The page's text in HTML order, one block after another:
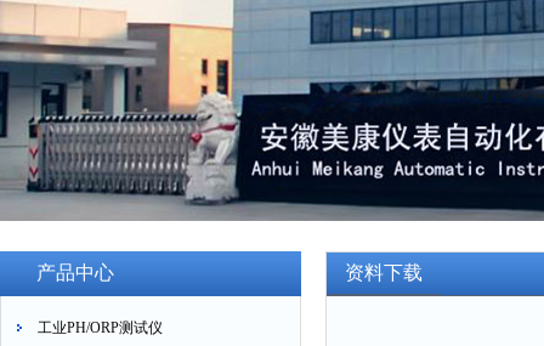
产品中心
工业PH/ORP测试仪
资料下载